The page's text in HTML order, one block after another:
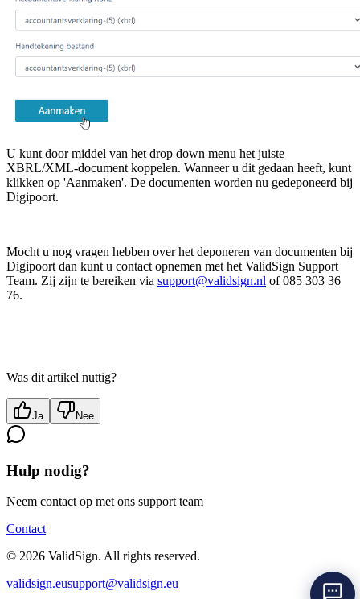
U kunt door middel van het drop down menu het juiste
XBRL/XML-document koppelen. Wanneer u dit gedaan heeft, kunt
klikken op 'Aanmaken'. De documenten worden nu gedeponeerd bij
Digipoort.
Mocht u nog vragen hebben over het deponeren van documenten bij
Digipoort dan kunt u contact opnemen met het ValidSign Support
Team. Zij zijn te bereiken via support@validsign.nl of 085 303 36
76.
Was dit artikel nuttig?
Ja Nee
Hulp nodig?
Neem contact op met ons support team
Contact
© 2026 ValidSign. All rights reserved.
validsign.eusupport@validsign.eu